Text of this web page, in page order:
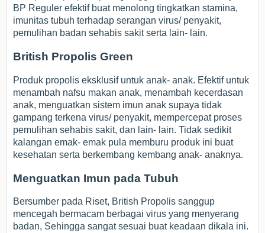
BP Reguler efektif buat menolong tingkatkan stamina,
imunitas tubuh terhadap serangan virus/ penyakit,
pemulihan badan sehabis sakit serta lain- lain.
British Propolis Green
Produk propolis eksklusif untuk anak- anak. Efektif untuk
menambah nafsu makan anak, menambah kecerdasan
anak, menguatkan sistem imun anak supaya tidak
gampang terkena virus/ penyakit, mempercepat proses
pemulihan sehabis sakit, dan lain- lain. Tidak sedikit
kalangan emak- emak pula memburu produk ini buat
kesehatan serta berkembang kembang anak- anaknya.
Menguatkan Imun pada Tubuh
Bersumber pada Riset, British Propolis sanggup
mencegah bermacam berbagai virus yang menyerang
badan, Sehingga sangat sesuai buat keadaan dikala ini.